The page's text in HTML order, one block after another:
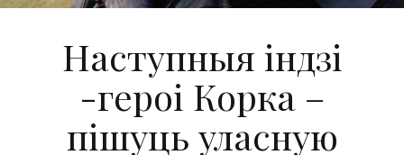
Наступныя індзі
-героі Корка –
пішуць уласную